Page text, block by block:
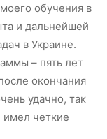
обучения в
и дальнейшей
в Украине.
– пять лет
окончания
удачно, так
имел четкие